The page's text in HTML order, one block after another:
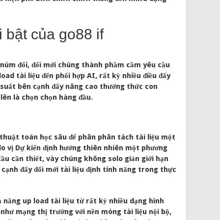
bật của go88 if
đổi, đổi mới chúng thành phầm cầm yêu cầu
tài liệu đến phối hợp AI, rất kỳ nhiều điều đấy
bên cạnh đấy nâng cao thưởng thức con
là chọn chọn hàng đầu.
toán học sâu để phân phân tách tài liệu một
vị Dự kiến định hướng thiên nhiên một phương
cần thiết, vày chúng không solo giản giới hạn
đấy đổi mới tài liệu định tính năng trong thực
up load tài liệu từ rất kỳ nhiều dạng hình
mạng thị trường với nền móng tài liệu nội bộ,